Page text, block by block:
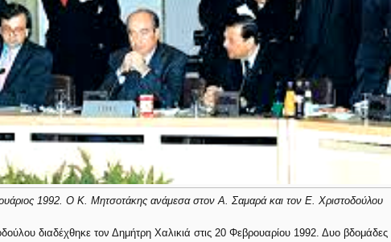
1992. Ο Κ. Μητσοτάκης ανάμεσα στον Α. Σαμαρά και τον Ε. Χριστοδούλου
διαδέχθηκε τον Δημήτρη Χαλικιά στις 20 Φεβρουαρίου 1992. Δυο βδομάδες